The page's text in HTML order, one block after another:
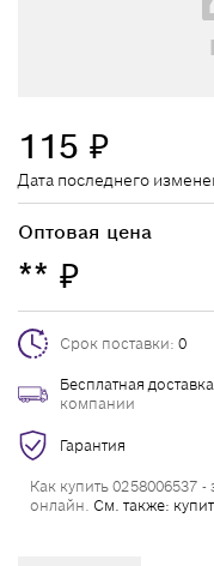
115 ₽
Дата последнего
Оптовая цена
** ₽
Срок поставки: 0
Бесплатная доставка
компании
Гарантия
Как купить 0258006537
онлайн. См. также: